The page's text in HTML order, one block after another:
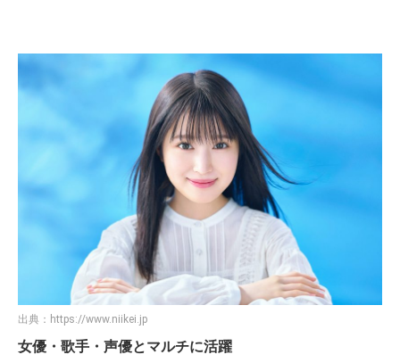
出典： https://www.niikei.jp
女優・歌手・声優とマルチに活躍